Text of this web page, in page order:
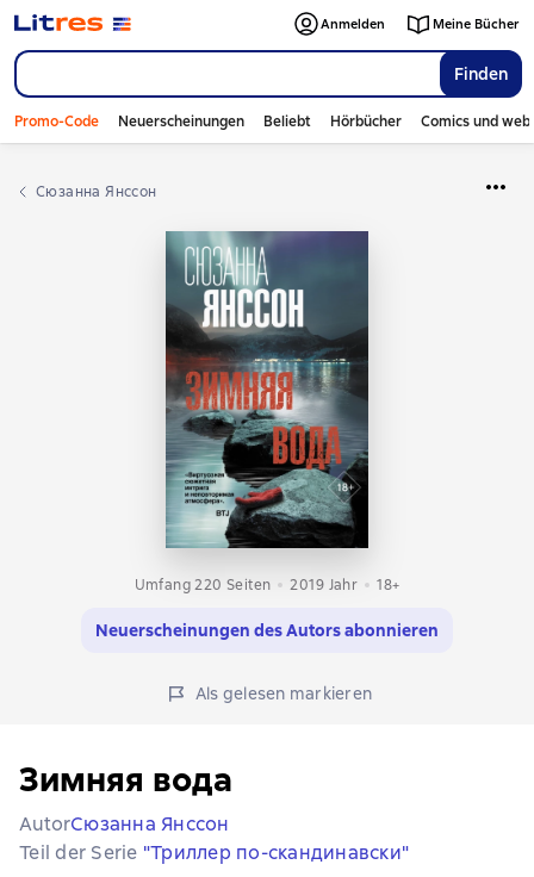
Finden
Anmelden Meine Bücher
Promo-Code Neuerscheinungen Beliebt Hörbücher Comics und
Сюзанна Янссон
Umfang 220 Seiten 2019 Jahr 18+
Neuerscheinungen des Autors abonnieren
Als gelesen markieren
Зимняя вода
AutorСюзанна Янссон
Teil der Serie "Триллер по-скандинавски"